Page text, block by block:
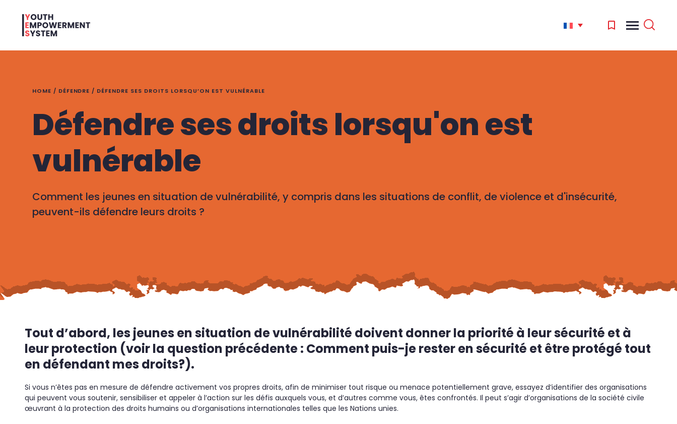
HOME / DÉFENDRE / DÉFENDRE SES DROITS LORSQU’ON EST VULNÉRABLE
Défendre ses droits lorsqu'on est
vulnérable
Comment les jeunes en situation de vulnérabilité, y compris dans les situations de conflit, de violence et d'insécurité,
peuvent-ils défendre leurs droits ?
Tout d’abord, les jeunes en situation de vulnérabilité doivent donner la priorité à leur sécurité et à
leur protection (voir la question précédente : Comment puis-je rester en sécurité et être protégé tout
en défendant mes droits?).
Si vous n’êtes pas en mesure de défendre activement vos propres droits, afin de minimiser tout risque ou menace potentiellement grave, essayez d’identifier des organisations
qui peuvent vous soutenir, sensibiliser et appeler à l’action sur les défis auxquels vous, et d’autres comme vous, êtes confrontés. Il peut s’agir d’organisations de la société civile
œuvrant à la protection des droits humains ou d’organisations internationales telles que les Nations unies.